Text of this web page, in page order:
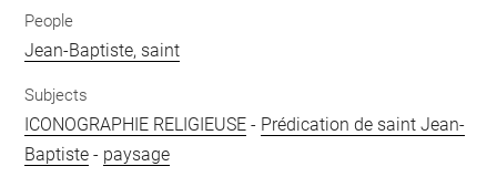
People
Jean-Baptiste, saint
Subjects
ICONOGRAPHIE RELIGIEUSE - Prédication de saint Jean-
Baptiste - paysage